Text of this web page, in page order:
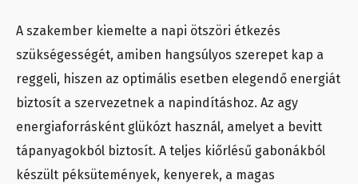
A szakember kiemelte a napi ötszöri étkezés
szükségességét, amiben hangsúlyos szerepet kap a
reggeli, hiszen az optimális esetben elegendő energiát
biztosít a szervezetnek a napindításhoz. Az agy
energiaforrásként glükózt használ, amelyet a bevitt
tápanyagokból biztosít. A teljes kiőrlésű gabonákból
készült péksütemények, kenyerek, a magas